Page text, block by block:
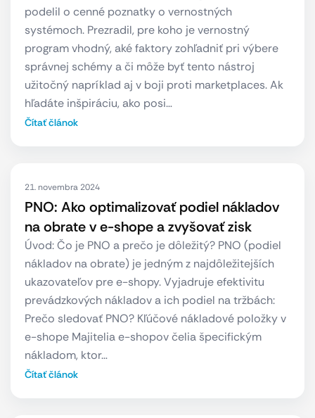
podelil o cenné poznatky o vernostných
systémoch. Prezradil, pre koho je vernostný
program vhodný, aké faktory zohľadniť pri výbere
správnej schémy a či môže byť tento nástroj
užitočný napríklad aj v boji proti marketplaces. Ak
hľadáte inšpiráciu, ako posi…
Čítať článok
21. novembra 2024
PNO: Ako optimalizovať podiel nákladov
na obrate v e-shope a zvyšovať zisk
Úvod: Čo je PNO a prečo je dôležitý? PNO (podiel
nákladov na obrate) je jedným z najdôležitejších
ukazovateľov pre e-shopy. Vyjadruje efektivitu
prevádzkových nákladov a ich podiel na tržbách:
Prečo sledovať PNO? Kľúčové nákladové položky v
e-shope Majitelia e-shopov čelia špecifickým
nákladom, ktor…
Čítať článok